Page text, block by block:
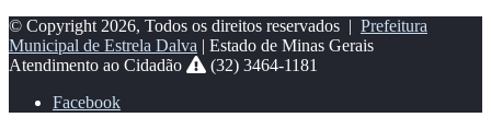
© Copyright 2026, Todos os direitos reservados | Prefeitura
Municipal de Estrela Dalva | Estado de Minas Gerais
Atendimento ao Cidadão
(32) 3464-1181
Facebook